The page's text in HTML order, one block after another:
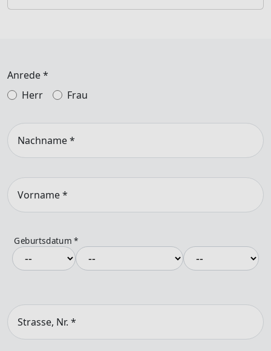
Anrede*
Herr
Frau
Nachname*
Vorname*
Geburtsdatum*
Strasse, Nr. *